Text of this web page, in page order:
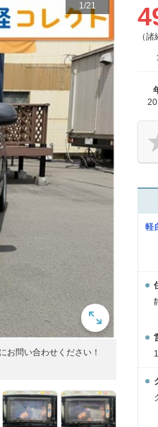
1/21
お問い合わせください！
（
軽